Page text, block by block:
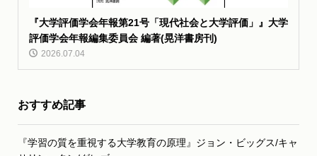
『大学評価学会年報第21号「現代社会と大学評価」』大学
評価学会年報編集委員会 編著(晃洋書房刊)
2026.07.04
おすすめ記事
『学習の質を重視する大学教育の原理』ジョン・ビッグス/キャ